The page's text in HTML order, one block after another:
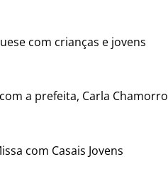
com crianças e jovens
a prefeita, Carla Chamorro
com Casais Jovens